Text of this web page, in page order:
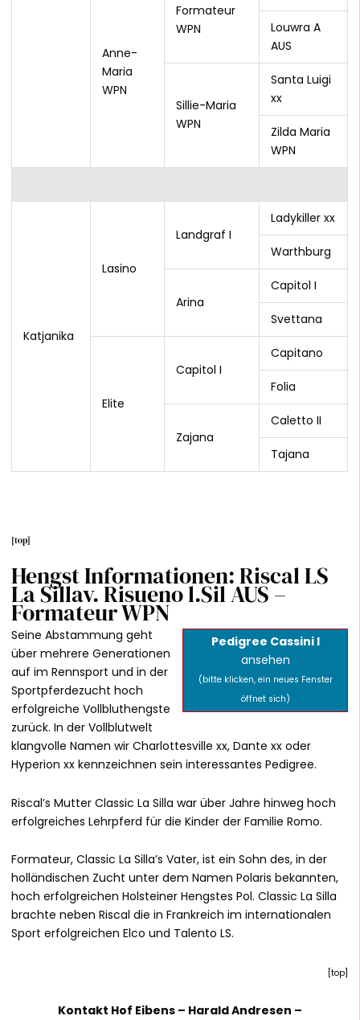
Anne-
Maria
WPN
Formateur
WPN
Louwra A
AUS
Sillie-Maria
WPN
Santa Luigi
xx
Zilda Maria
WPN
Katjanika
Lasino
Landgraf I
Ladykiller xx
Warthburg
Arina
Capitol I
Svettana
Elite
Capitol I
Capitano
Folia
Zajana
Caletto II
Tajana
[top]
Hengst Informationen: Riscal LS
La Sillav. Risueno l.Sil AUS –
Formateur WPN
Pedigree Cassini I
ansehen
(bitte klicken, ein neues Fenster
öffnet sich)
Seine Abstammung geht
über mehrere Generationen
auf im Rennsport und in der
Sportpferdezucht hoch
erfolgreiche Vollbluthengste
zurück. In der Vollblutwelt
klangvolle Namen wir Charlottesville xx, Dante xx oder
Hyperion xx kennzeichnen sein interessantes Pedigree.
Riscal’s Mutter Classic La Silla war über Jahre hinweg hoch
erfolgreiches Lehrpferd für die Kinder der Familie Romo.
Formateur, Classic La Silla’s Vater, ist ein Sohn des, in der
holländischen Zucht unter dem Namen Polaris bekannten,
hoch erfolgreichen Holsteiner Hengstes Pol. Classic La Silla
brachte neben Riscal die in Frankreich im internationalen
Sport erfolgreichen Elco und Talento LS.
[top]
Kontakt Hof Eibens – Harald Andresen –